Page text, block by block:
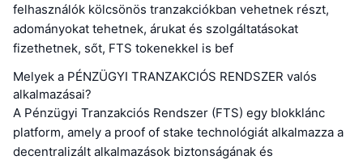
felhasználók kölcsönös tranzakciókban vehetnek részt,
adományokat tehetnek, árukat és szolgáltatásokat
fizethetnek, sőt, FTS tokenekkel is bef
Melyek a PÉNZÜGYI TRANZAKCIÓS RENDSZER valós
alkalmazásai?
A Pénzügyi Tranzakciós Rendszer (FTS) egy blokklánc
platform, amely a proof of stake technológiát alkalmazza a
decentralizált alkalmazások biztonságának és